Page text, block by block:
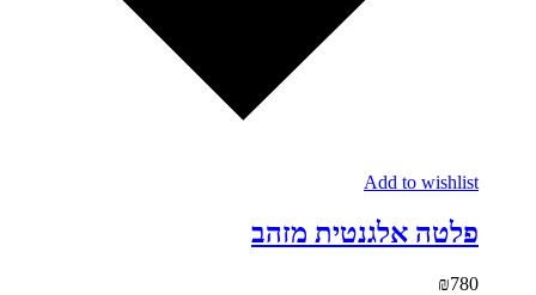
Add to wishlist
פלטה אלגנטית מזהב
₪780